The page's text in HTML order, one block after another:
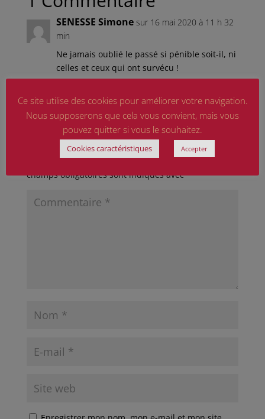
SENESSE Simone sur 16 mai 2020 à 11 h 32
min
Ne jamais oublié le passé si pénible soit-il, ni
celles et ceux qui ont survécu !
Poster le commentaire
Votre adresse e-mail ne sera pas publiée.
champs obligatoires sont indiqués avec*
Ce site utilise des cookies pour améliorer votre navigation.
Nous supposerons que cela vous convient, mais vous
pouvez quitter si vous le souhaitez.
Cookies caractéristiques Accepter